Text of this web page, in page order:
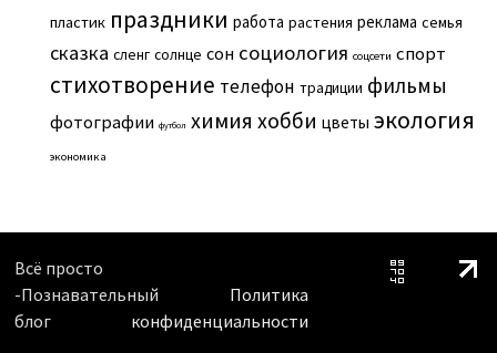
пластик праздники работа растения реклама семья
сказка сленг солнце сон социология соцсети спорт
стихотворение телефон традиции фильмы
фотографии футбол химия хобби цветы экология
экономика
Всё просто
-Познавательный
блог
Политика
конфиденциальности